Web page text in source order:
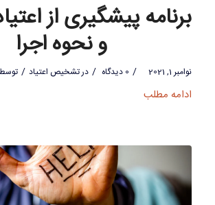
برنامه پیشگیری از
و نحوه اجرا
نوامبر 1, 2021 / 0 دیدگاه / درتشخیص اعتیاد /
ادامه مطلب